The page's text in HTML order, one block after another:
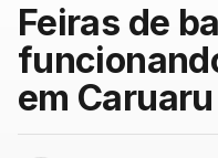
Feiras de
em Caruaru